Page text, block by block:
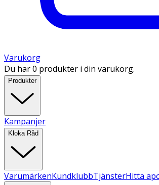
Varukorg
Du har 0 produkter i din varukorg.
Produkter
Kampanjer
Kloka Råd
VarumärkenKundklubbTjänsterHitta